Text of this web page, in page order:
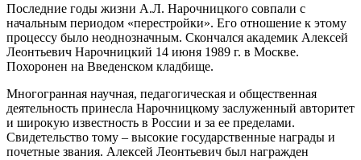
Последние годы жизни А.Л. Нарочницкого совпали с
начальным периодом «перестройки». Его отношение к этому
процессу было неоднозначным. Скончался академик Алексей
Леонтьевич Нарочницкий 14 июня 1989 г. в Москве.
Похоронен на Введенском кладбище.
Многогранная научная, педагогическая и общественная
деятельность принесла Нарочницкому заслуженный авторитет
и широкую известность в России и за ее пределами.
Свидетельство тому – высокие государственные награды и
почетные звания. Алексей Леонтьевич был награжден